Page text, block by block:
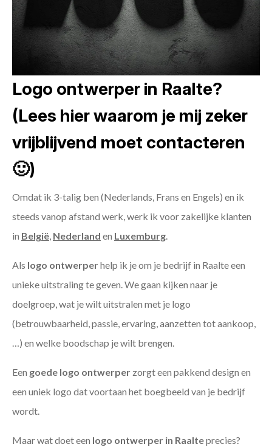
Logo ontwerper in Raalte?
(Lees hier waarom je mij zeker
vrijblijvend moet contacteren
🙂)
Omdat ik 3-talig ben (Nederlands, Frans en Engels) en ik
steeds vanop afstand werk, werk ik voor zakelijke klanten
in België, Nederland en Luxemburg.
Als logo ontwerperhelp ik je om je bedrijf in Raalte een
unieke uitstraling te geven. We gaan kijken naar je
doelgroep, wat je wilt uitstralen met je logo
(betrouwbaarheid, passie, ervaring, aanzetten tot aankoop,
…) en welke boodschap je wilt brengen.
Een goede logo ontwerper zorgt een pakkend design en
een uniek logo dat voortaan het boegbeeld van je bedrijf
wordt.
Maar wat doet een logo ontwerper in Raalteprecies?